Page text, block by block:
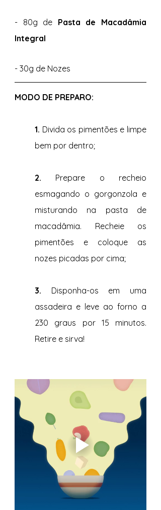
- 80g de Pasta de Macadâmia
Integral
- 30g de Nozes
MODO DE PREPARO:
1. Divida os pimentões e limpe
bem por dentro;
2. Prepare o recheio
esmagando o gorgonzola e
misturando na pasta de
macadâmia. Recheie os
pimentões e coloque as
nozes picadas por cima;
3. Disponha-os em uma
assadeira e leve ao forno a
230 graus por 15 minutos.
Retire e sirva!